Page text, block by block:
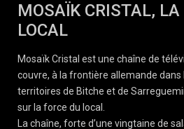
MOSAÏK CRISTAL, LA
LOCAL
Mosaïk Cristal est une chaîne de
couvre, à la frontière allemande dans
territoires de Bitche et de
sur la force du local.
La chaîne, forte d’une vingtaine de